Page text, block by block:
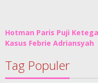
Hotman Paris Puji
Kasus Febrie Adriansyah
Tag Populer